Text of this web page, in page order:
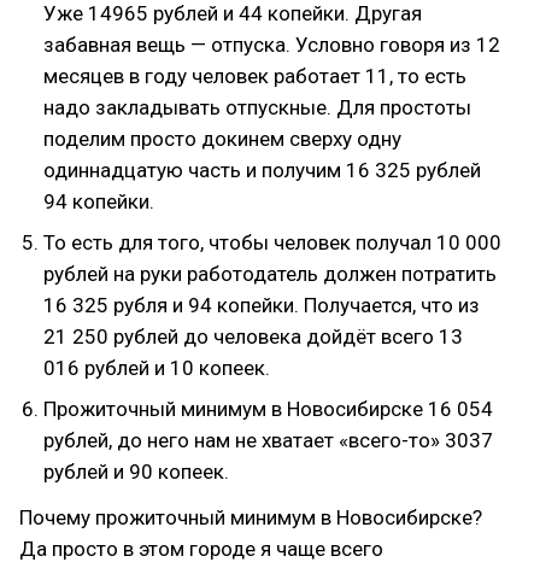
Уже 14965 рублей и 44 копейки. Другая
забавная вещь — отпуска. Условно говоря из 12
месяцев в году человек работает 11, то есть
надо закладывать отпускные. Для простоты
поделим просто докинем сверху одну
одиннадцатую часть и получим 16 325 рублей
94 копейки.
То есть для того, чтобы человек получал 10 000
рублей на руки работодатель должен потратить
16 325 рубля и 94 копейки. Получается, что из
21 250 рублей до человека дойдёт всего 13
016 рублей и 10 копеек.
Прожиточный минимум в Новосибирске 16 054
рублей, до него нам не хватает «всего-то» 3037
рублей и 90 копеек.
Почему прожиточный минимум в Новосибирске?
Да просто в этом городе я чаще всего